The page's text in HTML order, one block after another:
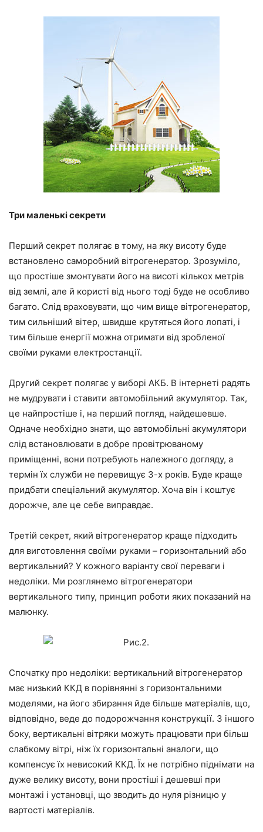
Три маленькі секрети
Перший секрет полягає в тому, на яку висоту буде
встановлено саморобний вітрогенератор. Зрозуміло,
що простіше змонтувати його на висоті кількох метрів
від землі, але й користі від нього тоді буде не особливо
багато. Слід враховувати, що чим вище вітрогенератор,
тим сильніший вітер, швидше крутяться його лопаті, і
тим більше енергії можна отримати від зробленої
своїми руками електростанції.
Другий секрет полягає у виборі АКБ. В інтернеті радять
не мудрувати і ставити автомобільний акумулятор. Так,
це найпростіше і, на перший погляд, найдешевше.
Одначе необхідно знати, що автомобільні акумулятори
слід встановлювати в добре провітрюваному
приміщенні, вони потребують належного догляду, а
термін їх служби не перевищує 3-х років. Буде краще
придбати спеціальний акумулятор. Хоча він і коштує
дорожче, але це себе виправдає.
Третій секрет, який вітрогенератор краще підходить
для виготовлення своїми руками – горизонтальний або
вертикальний? У кожного варіанту свої переваги і
недоліки. Ми розглянемо вітрогенератори
вертикального типу, принцип роботи яких показаний на
малюнку.
Спочатку про недоліки: вертикальний вітрогенератор
має низький ККД в порівнянні з горизонтальними
моделями, на його збирання йде більше матеріалів, що,
відповідно, веде до подорожчання конструкції. З іншого
боку, вертикальні вітряки можуть працювати при більш
слабкому вітрі, ніж їх горизонтальні аналоги, що
компенсує їх невисокий ККД. Їх не потрібно піднімати на
дуже велику висоту, вони простіші і дешевші при
монтажі і установці, що зводить до нуля різницю у
вартості матеріалів.